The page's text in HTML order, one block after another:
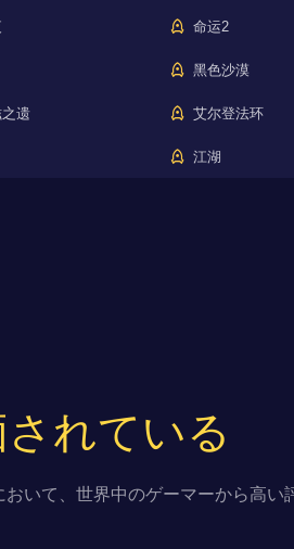
命运2
黑色沙漠
遗 艾尔登法环
江湖
れている
いて、世界中のゲーマーから高い